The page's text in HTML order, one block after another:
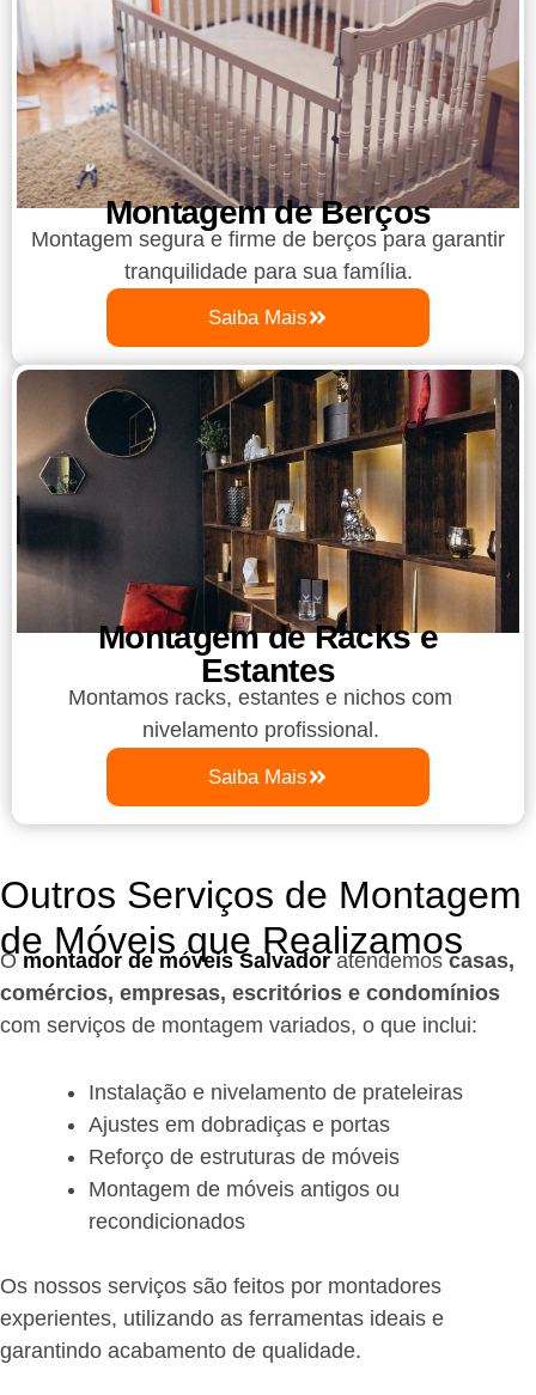
Montagem de Berços
Montagem segura e firme de berços para garantir
tranquilidade para sua família.
Saiba Mais
Montagem de Racks e
Estantes
Montamos racks, estantes e nichos com
nivelamento profissional.
Saiba Mais
Outros Serviços de Montagem
de Móveis que Realizamos
O montador de móveis Salvadoratendemoscasas,
comércios, empresas, escritórios e condomínios
com serviços de montagem variados, o que inclui:
Instalação e nivelamento de prateleiras
Ajustes em dobradiças e portas
Reforço de estruturas de móveis
Montagem de móveis antigos ou
recondicionados
Os nossos serviços são feitos por montadores
experientes, utilizando as ferramentas ideais e
garantindo acabamento de qualidade.